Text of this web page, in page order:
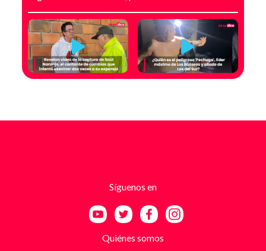
digitales, suplantación de grupos armados y presión
directa sobre establecimientos comerciales. La
investigación no comenzó con la captura, sino con el
temor de un comerciante que empezó a recibir
mensajes y llamadas en las que le exigían dinero a
a las amenazas. Las exigencias económicas variaban
entre uno y cinco millones de pesos, dependiendo de
la supuesta “capacidad de pago” de cada víctima. A
antiextorsión que se extendió por varios sectores
Síguenos en
Quiénes somos